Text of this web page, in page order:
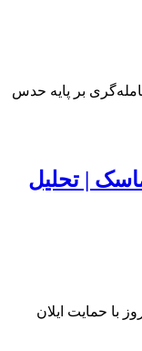
بر پایه حدس
| تحلیل
با حمایت ایلان